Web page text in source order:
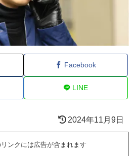
Facebook
LINE
2024年11月9日
ンクには広告が含まれます